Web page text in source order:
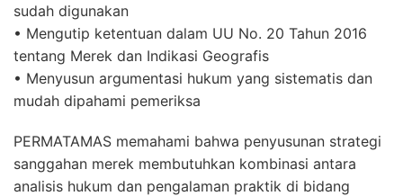
sudah digunakan
• Mengutip ketentuan dalam UU No. 20 Tahun 2016
tentang Merek dan Indikasi Geografis
• Menyusun argumentasi hukum yang sistematis dan
mudah dipahami pemeriksa
PERMATAMAS memahami bahwa penyusunan strategi
sanggahan merek membutuhkan kombinasi antara
analisis hukum dan pengalaman praktik di bidang